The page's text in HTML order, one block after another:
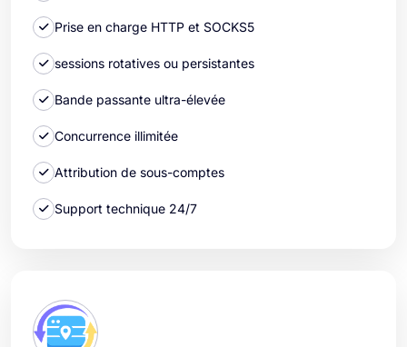
Prise en charge HTTP et SOCKS5
sessions rotatives ou persistantes
Bande passante ultra-élevée
Concurrence illimitée
Attribution de sous-comptes
Support technique 24/7